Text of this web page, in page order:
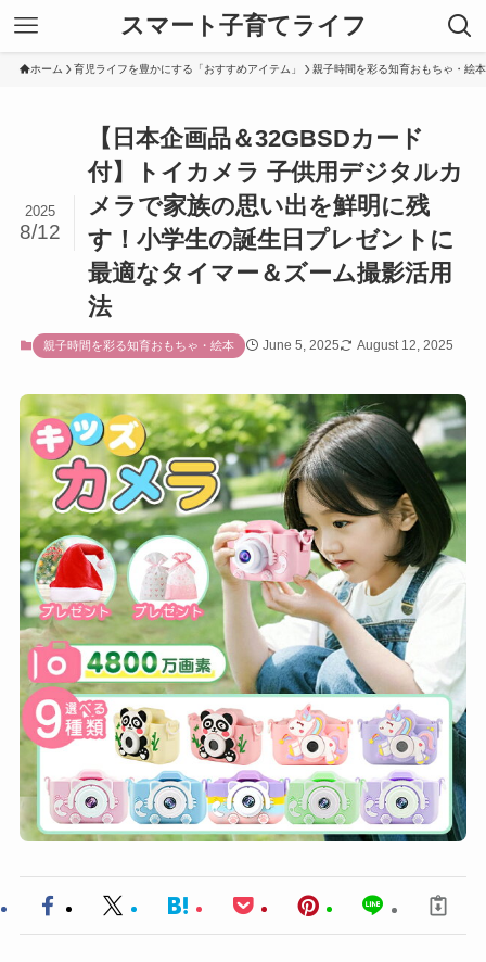
スマート子育てライフ
ホーム 育児ライフを豊かにする「おすすめアイテム」 親子時間を彩る知育おもちゃ・絵本
【日本企画品＆32GBSDカード
付】トイカメラ 子供用デジタルカ
メラで家族の思い出を鮮明に残
す！小学生の誕生日プレゼントに
最適なタイマー＆ズーム撮影活用
法
2025
8/12
親子時間を彩る知育おもちゃ・絵本 June 5, 2025 August 12, 2025